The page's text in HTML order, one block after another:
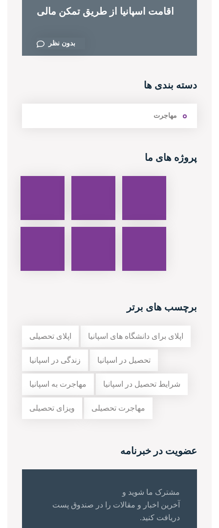
اقامت اسپانیا از طریق تمکن مالی
بدون نظر
دسته بندی ها
مهاجرت
پروژه های ما
برچسب های برتر
اپلای برای دانشگاه های اسپانیا اپلای تحصیلی
تحصیل در اسپانیا زندگی در اسپانیا
شرایط تحصیل در اسپانیا مهاجرت به اسپانیا
مهاجرت تحصیلی ویزای تحصیلی
عضویت در خبرنامه
مشترک ما شوید و
آخرین اخبار و مقالات را در صندوق پست
دریافت کنید.